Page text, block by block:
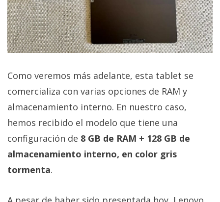
El Grupo
Informático
(CC) 2006-
2026.Algunos
derechos
reservados.
Como veremos más adelante, esta tablet se
comercializa con varias opciones de RAM y
almacenamiento interno. En nuestro caso,
hemos recibido el modelo que tiene una
configuración de 8 GB de RAM + 128 GB de
almacenamiento interno, en color gris
tormenta.